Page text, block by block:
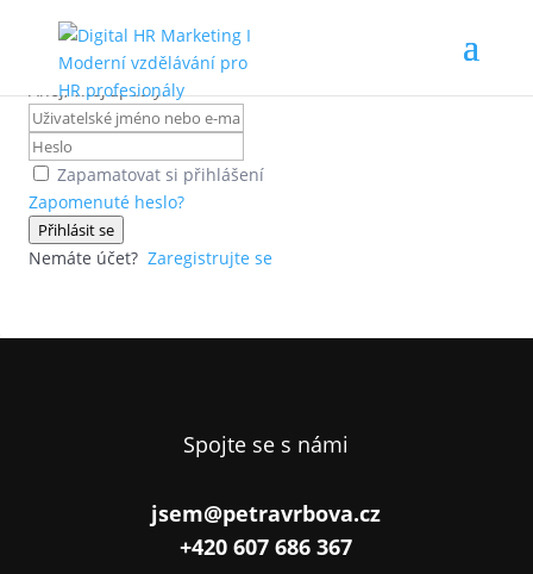
Ahoj, vítej zpátky!
Zapamatovat si přihlášení
Zapomenuté heslo?
Přihlásit se
Nemáte účet? Zaregistrujte se
Spojte se s námi
jsem@petravrbova.cz
+420 607 686 367